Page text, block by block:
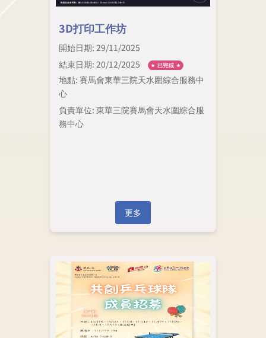
3D打印工作坊
開始日期: 29/11/2025
結束日期: 20/12/2025
地點: 賽馬會東華三院天水圍綜合服務中
心
負責單位: 東華三院賽馬會天水圍綜合服
務中心
更多